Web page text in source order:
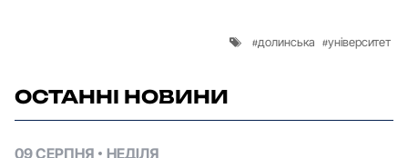
долинська університет
ОСТАННІ НОВИНИ
09 СЕРПНЯ НЕДІЛЯ